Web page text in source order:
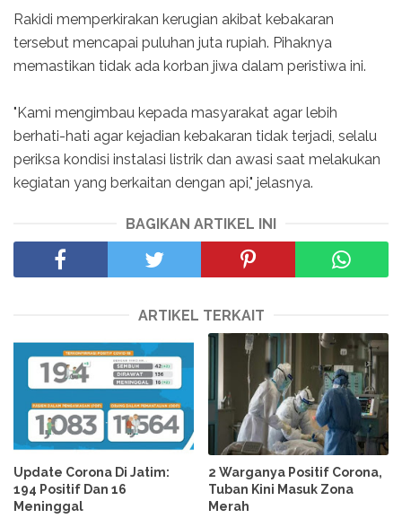
Rakidi memperkirakan kerugian akibat kebakaran
tersebut mencapai puluhan juta rupiah. Pihaknya
memastikan tidak ada korban jiwa dalam peristiwa ini.
"Kami mengimbau kepada masyarakat agar lebih
berhati-hati agar kejadian kebakaran tidak terjadi, selalu
periksa kondisi instalasi listrik dan awasi saat melakukan
kegiatan yang berkaitan dengan api," jelasnya.
BAGIKAN ARTIKEL INI
ARTIKEL TERKAIT
Update Corona Di Jatim:
194 Positif Dan 16
Meninggal
2 Warganya Positif Corona,
Tuban Kini Masuk Zona
Merah